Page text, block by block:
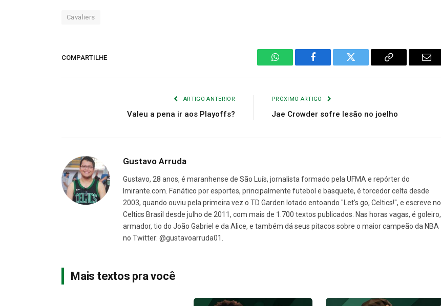
Cavaliers
COMPARTILHE
WhatsAppFacebook Twitter
Copiar
E-
ARTIGO ANTERIOR
Valeu a pena ir aos Playoffs?
PRÓXIMO ARTIGO
Jae Crowder sofre lesão no joelho
Gustavo Arruda
Gustavo, 28 anos, é maranhense de São Luís, jornalista formado pela UFMA e repórter do
Imirante.com. Fanático por esportes, principalmente futebol e basquete, é torcedor celta desde
2003, quando ouviu pela primeira vez o TD Garden lotado entoando "Let's go, Celtics!", e escreve no
Celtics Brasil desde julho de 2011, com mais de 1.700 textos publicados. Nas horas vagas, é goleiro,
armador, tio do João Gabriel e da Alice, e também dá seus pitacos sobre o maior campeão da NBA
no Twitter: @gustavoarruda01.
Mais textos pra você